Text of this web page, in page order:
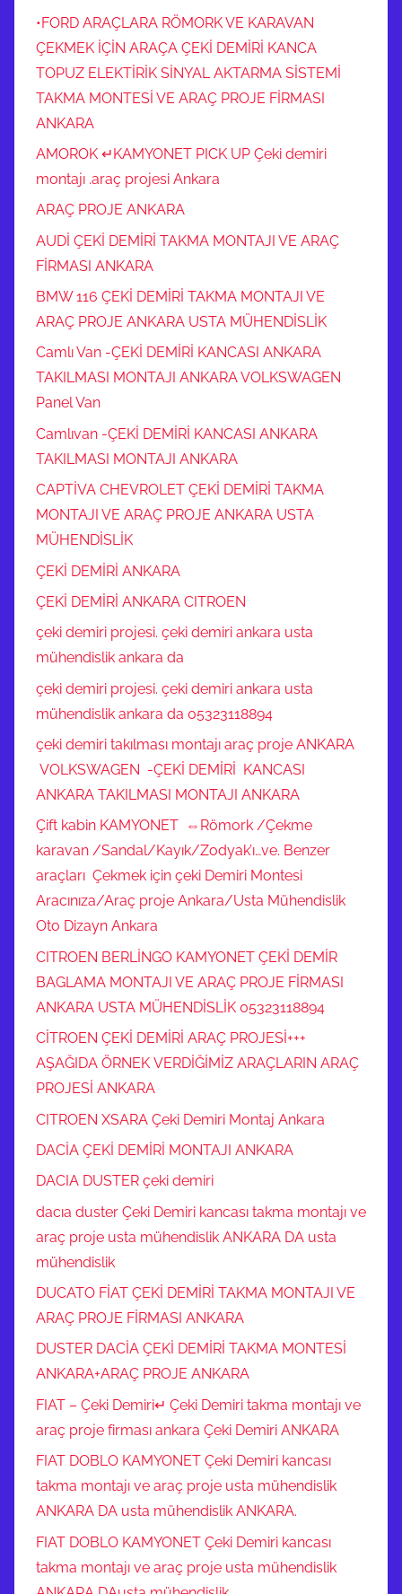
•FORD ARAÇLARA RÖMORK VE KARAVAN
ÇEKMEK İÇİN ARAÇA ÇEKİ DEMİRİ KANCA
TOPUZ ELEKTİRİK SİNYAL AKTARMA SİSTEMİ
TAKMA MONTESİ VE ARAÇ PROJE FİRMASI
ANKARA
AMOROK ↵KAMYONET PICK UP Çeki demiri
montajı .araç projesi Ankara
ARAÇ PROJE ANKARA
AUDİ ÇEKİ DEMİRİ TAKMA MONTAJI VE ARAÇ
FİRMASI ANKARA
BMW 116 ÇEKİ DEMİRİ TAKMA MONTAJI VE
ARAÇ PROJE ANKARA USTA MÜHENDİSLİK
Camlı Van -ÇEKİ DEMİRİ KANCASI ANKARA
TAKILMASI MONTAJI ANKARA VOLKSWAGEN
Panel Van
Camlıvan -ÇEKİ DEMİRİ KANCASI ANKARA
TAKILMASI MONTAJI ANKARA
CAPTİVA CHEVROLET ÇEKİ DEMİRİ TAKMA
MONTAJI VE ARAÇ PROJE ANKARA USTA
MÜHENDİSLİK
ÇEKİ DEMİRİ ANKARA
ÇEKİ DEMİRİ ANKARA CITROEN
çeki demiri projesi. çeki demiri ankara usta
mühendislik ankara da
çeki demiri projesi. çeki demiri ankara usta
mühendislik ankara da 05323118894
çeki demiri takılması montajı araç proje ANKARA
VOLKSWAGEN -ÇEKİ DEMİRİ KANCASI
ANKARA TAKILMASI MONTAJI ANKARA
Çift kabin KAMYONET ⇔Römork /Çekme
karavan /Sandal/Kayık/Zodyak’ı…ve. Benzer
araçları Çekmek için çeki Demiri Montesi
Aracınıza/Araç proje Ankara/Usta Mühendislik
Oto Dizayn Ankara
CITROEN BERLİNGO KAMYONET ÇEKİ DEMİR
BAGLAMA MONTAJI VE ARAÇ PROJE FİRMASI
ANKARA USTA MÜHENDİSLİK 05323118894
CİTROEN ÇEKİ DEMİRİ ARAÇ PROJESİ+++
AŞAĞIDA ÖRNEK VERDİĞİMİZ ARAÇLARIN ARAÇ
PROJESİ ANKARA
CITROEN XSARA Çeki Demiri Montaj Ankara
DACİA ÇEKİ DEMİRİ MONTAJI ANKARA
DACIA DUSTER çeki demiri
dacıa duster Çeki Demiri kancası takma montajı ve
araç proje usta mühendislik ANKARA DA usta
mühendislik
DUCATO FİAT ÇEKİ DEMİRİ TAKMA MONTAJI VE
ARAÇ PROJE FİRMASI ANKARA
DUSTER DACİA ÇEKİ DEMİRİ TAKMA MONTESİ
ANKARA+ARAÇ PROJE ANKARA
FIAT – Çeki Demiri↵ Çeki Demiri takma montajı ve
araç proje firması ankara Çeki Demiri ANKARA
FIAT DOBLO KAMYONET Çeki Demiri kancası
takma montajı ve araç proje usta mühendislik
ANKARA DA usta mühendislik ANKARA.
FIAT DOBLO KAMYONET Çeki Demiri kancası
takma montajı ve araç proje usta mühendislik